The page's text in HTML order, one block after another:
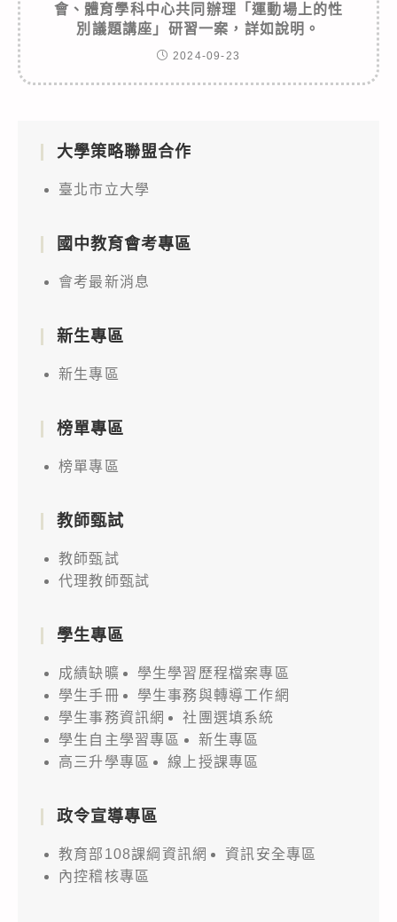
會、體育學科中心共同辦理「運動場上的性
別議題講座」研習一案，詳如說明。
2024-09-23
大學策略聯盟合作
臺北市立大學
國中教育會考專區
會考最新消息
新生專區
新生專區
榜單專區
榜單專區
教師甄試
教師甄試
代理教師甄試
學生專區
成績缺曠
學生學習歷程檔案專區
學生手冊
學生事務與轉導工作網
學生事務資訊網
社團選填系統
學生自主學習專區
新生專區
高三升學專區
線上授課專區
政令宣導專區
教育部108課綱資訊網
資訊安全專區
內控稽核專區